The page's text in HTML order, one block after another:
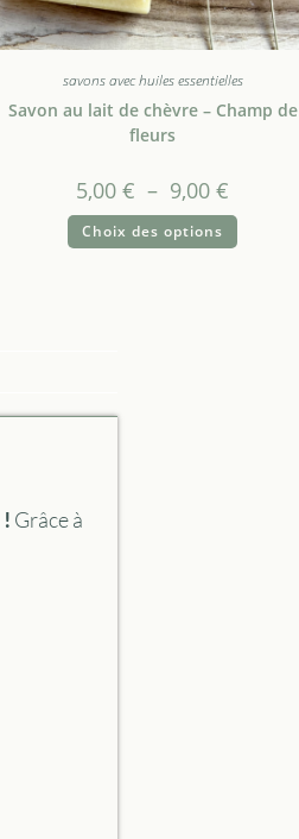
savons avec huiles essentielles
Savon au lait de chèvre – Champ de
fleurs
5,00 € – 9,00 €
Choix des options
Grâce à